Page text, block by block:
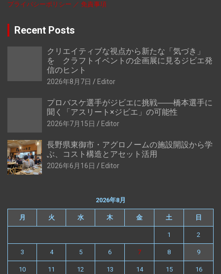
プライバシーポリシー ／ 免責事項
Recent Posts
クリエイティブな視点から新たな「気づき」
を クラフトイベントの企画展に見るジビエ発
信のヒント
2026年8月7日 Editor
プロバスケ選手がジビエに挑戦――橋本選手に
聞く「アスリート×ジビエ」の可能性
2026年7月15日 Editor
長野県東御市・アグロノームの施設開設から学
ぶ、コスト構造とアセット活用
2026年6月16日 Editor
2026年8月
月 火 水 木 金 土 日
1 2
3 4 5 6 7 8 9
10 11 12 13 14 15 16